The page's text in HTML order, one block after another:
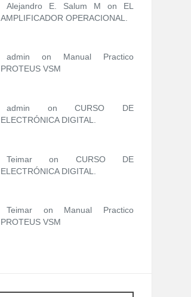
Alejandro E. Salum M on EL
AMPLIFICADOR OPERACIONAL.
admin on Manual Practico
PROTEUS VSM
admin onCURSO DE
ELECTRÓNICA DIGITAL.
Teimar on CURSO DE
ELECTRÓNICA DIGITAL.
Teimar on Manual Practico
PROTEUS VSM